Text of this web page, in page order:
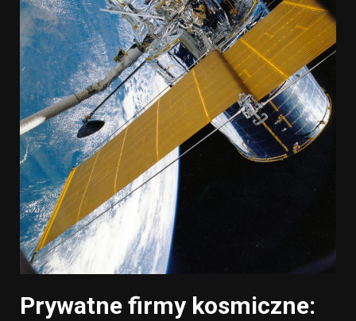
Prywatne firmy kosmiczne: